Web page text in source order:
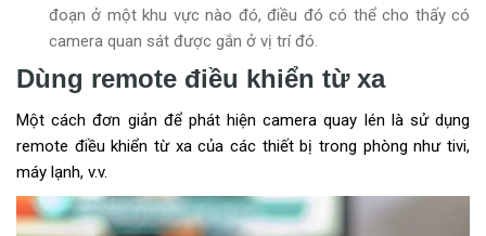
đoạn ở một khu vực nào đó, điều đó có thể cho thấy có
camera quan sát được gắn ở vị trí đó.
Dùng remote điều khiển từ xa
Một cách đơn giản để phát hiện camera quay lén là sử dụng
remote điều khiển từ xa của các thiết bị trong phòng như tivi,
máy lạnh, v.v.